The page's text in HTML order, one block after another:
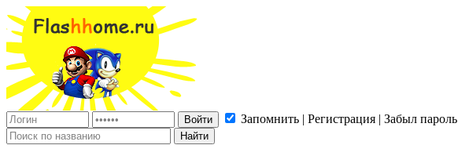
Запомнить | Регистрация | Забыл пароль